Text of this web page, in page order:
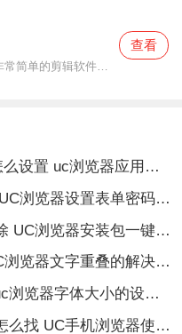
剪映app下载是一款操作非常简单的剪辑软件，在这款剪映app下载中打造了非常简约的布局设计，各种功能都可以轻松找到，而且非常适合新人使用，完全不会麻烦的，自己一个人就可以轻松完成一个剪辑工作啦，有需要的时候还有教程可以学习，非常贴心的服务，你们都可以放心使用，
查看
uc浏览器应用淘宝发货提醒怎么设置 uc浏览器应用淘宝发货提醒设置方法
UC浏览器怎样设置表单密码 UC浏览器设置表单密码的方法
UC浏览器安装包怎样一键删除 UC浏览器安装包一键删除的方法
UC浏览器文字重叠怎么办 UC浏览器文字重叠的解决方法
uc浏览器字体大小如何设置 uc浏览器字体大小的设置方法
UC手机浏览器省流查询功能怎么找 UC手机浏览器使用省流查询功能的具体方法